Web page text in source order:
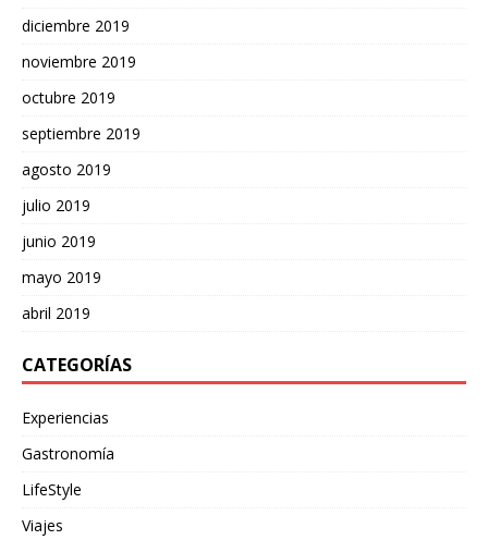
diciembre 2019
noviembre 2019
octubre 2019
septiembre 2019
agosto 2019
julio 2019
junio 2019
mayo 2019
abril 2019
CATEGORÍAS
Experiencias
Gastronomía
LifeStyle
Viajes